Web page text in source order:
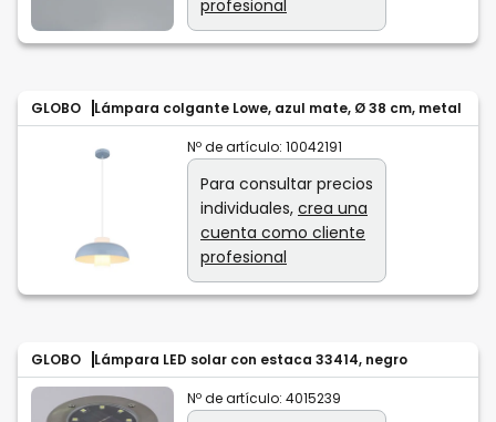
profesional
GLOBO Lámpara colgante Lowe, azul mate, Ø 38 cm, metal
Nº de artículo: 10042191
Para consultar precios
individuales, crea una
cuenta como cliente
profesional
GLOBO Lámpara LED solar con estaca 33414, negro
Nº de artículo: 4015239